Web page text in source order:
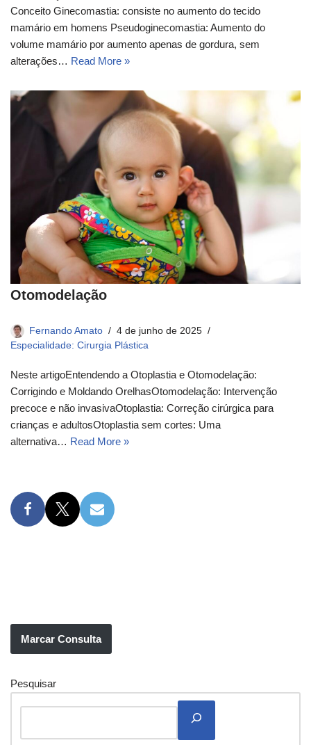
Conceito​ Ginecomastia: consiste no aumento do tecido
mamário em homens Pseudoginecomastia: Aumento do
volume mamário por aumento apenas de gordura, sem
alterações… Read More »
Otomodelação
Fernando Amato
4 de junho de 2025
Especialidade: Cirurgia Plástica
Neste artigoEntendendo a Otoplastia e Otomodelação:
Corrigindo e Moldando OrelhasOtomodelação: Intervenção
precoce e não invasivaOtoplastia: Correção cirúrgica para
crianças e adultosOtoplastia sem cortes: Uma
alternativa… Read More »
Marcar Consulta
Pesquisar